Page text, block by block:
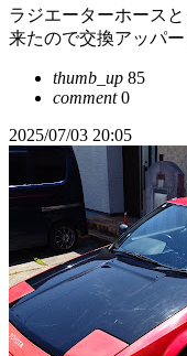
ラジエーターホース
来たので交換アッパ
thumb_up 85
comment0
2025/07/03 20:05